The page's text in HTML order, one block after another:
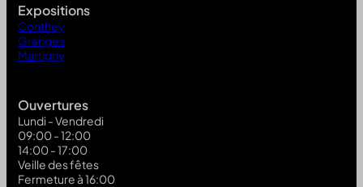
Expositions
Conthey
Granges
Martigny
Ouvertures
Lundi - Vendredi
09:00 - 12:00
14:00 - 17:00
Veille des fêtes
Fermeture à 16:00